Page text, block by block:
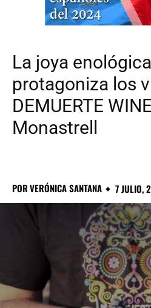
La joya
protagoniza los
DEMUERTE
Monastrell
PORVERÓNICA SANTANA 7 JULIO,